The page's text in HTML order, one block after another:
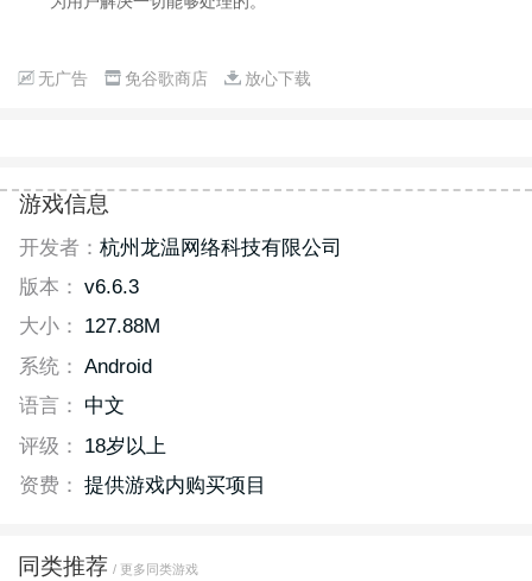
无广告 免谷歌商店 放心下载
游戏信息
开发者： 杭州龙温网络科技有限公司
版本： v6.6.3
大小：
127.88M
系统： Android
语言：
中文
评级：
18岁以上
资费： 提供游戏内购买项目
同类推荐 / 更多同类游戏